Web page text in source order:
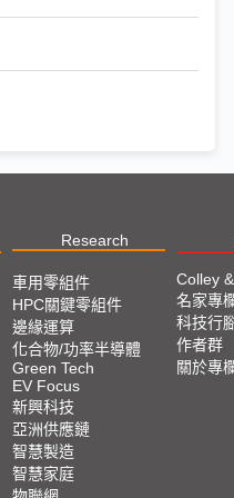
Research
車用零組件
HPC關鍵零組件
邊緣運算
化合物/功率半導體
Green Tech
EV Focus
新興科技
亞洲供應鏈
智慧製造
智慧家庭
Colley
名家專
科技行
作者群
關於專